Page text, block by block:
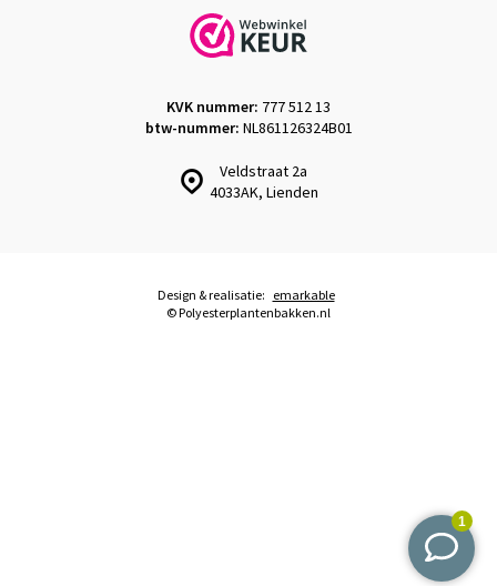
Veldstraat 2a
4033AK, Lienden
KVK nummer: 777 512 13
btw-nummer: NL861126324B01
© Polyesterplantenbakken.nl
Design & realisatie: emarkable